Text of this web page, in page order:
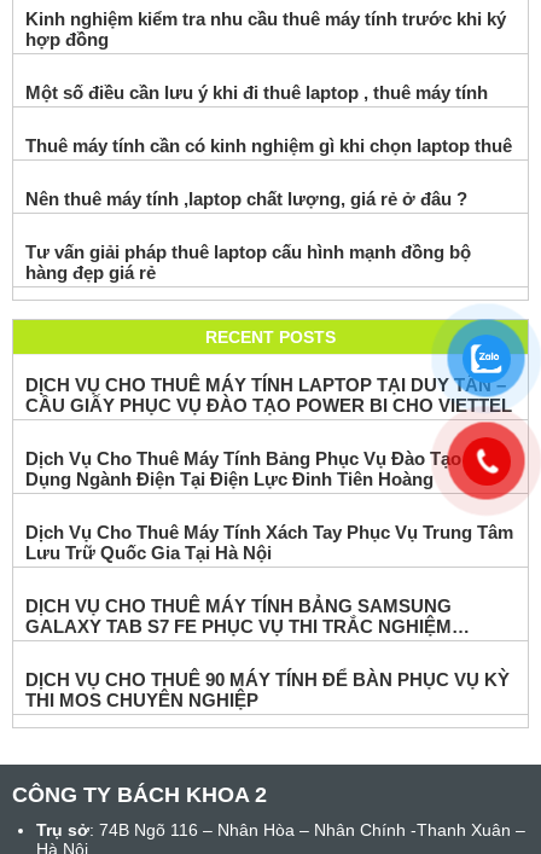
Kinh nghiệm kiểm tra nhu cầu thuê máy tính trước khi ký
hợp đồng
Một số điều cần lưu ý khi đi thuê laptop , thuê máy tính
Thuê máy tính cần có kinh nghiệm gì khi chọn laptop thuê
Nên thuê máy tính ,laptop chất lượng, giá rẻ ở đâu ?
Tư vấn giải pháp thuê laptop cấu hình mạnh đồng bộ
hàng đẹp giá rẻ
RECENT POSTS
DỊCH VỤ CHO THUÊ MÁY TÍNH LAPTOP TẠI DUY TÂN –
CẦU GIẤY PHỤC VỤ ĐÀO TẠO POWER BI CHO VIETTEL
Dịch Vụ Cho Thuê Máy Tính Bảng Phục Vụ Đào Tạo Ứng
Dụng Ngành Điện Tại Điện Lực Đinh Tiên Hoàng
Dịch Vụ Cho Thuê Máy Tính Xách Tay Phục Vụ Trung Tâm
Lưu Trữ Quốc Gia Tại Hà Nội
DỊCH VỤ CHO THUÊ MÁY TÍNH BẢNG SAMSUNG
GALAXY TAB S7 FE PHỤC VỤ THI TRẮC NGHIỆM
ONLINE
DỊCH VỤ CHO THUÊ 90 MÁY TÍNH ĐỂ BÀN PHỤC VỤ KỲ
THI MOS CHUYÊN NGHIỆP
CÔNG TY BÁCH KHOA 2
Trụ sở: 74B Ngõ 116 – Nhân Hòa – Nhân Chính -Thanh Xuân –
Hà Nội